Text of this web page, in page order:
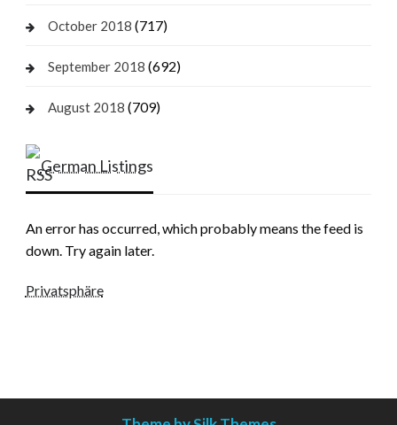
October 2018 (717)
September 2018 (692)
August 2018 (709)
German Listings
An error has occurred, which probably means the feed is
down. Try again later.
Privatsphäre